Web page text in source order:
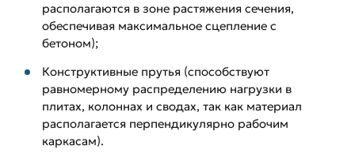
располагаются в зоне растяжения сечения,
обеспечивая максимальное сцепление с
бетоном);
Конструктивные прутья (способствуют
равномерному распределению нагрузки в
плитах, колоннах и сводах, так как материал
располагается перпендикулярно рабочим
каркасам).